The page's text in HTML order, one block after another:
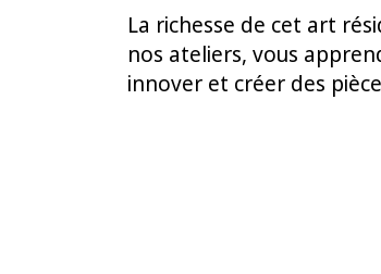
La richesse de cet art
nos ateliers, vous
innover et créer des